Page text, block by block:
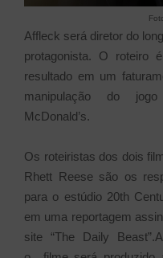
Affleck será diretor do
protagonista. O roteiro
resultado em um
manipulação do
McDonald’s.
Os roteiristas dos dois
Rhett Reese são os
para o estúdio 20th
em uma reportagem
site “The Daily